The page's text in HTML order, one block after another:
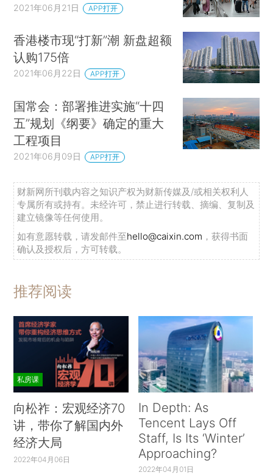
2021年06月21日 APP打开
香港楼市现“打新”潮 新盘超额
认购175倍
2021年06月22日 APP打开
国常会：部署推进实施“十四
五”规划《纲要》确定的重大
工程项目
2021年06月09日 APP打开
财新网所刊载内容之知识产权为财新传媒及/或相关权利人
专属所有或持有。未经许可，禁止进行转载、摘编、复制及
建立镜像等任何使用。
如有意愿转载，请发邮件至hello@caixin.com ，获得书面
确认及授权后，方可转载。
推荐阅读
私房课
向松祚：宏观经济70
讲，带你了解国内外
经济大局
2022年04月06日
In Depth: As
Tencent Lays Off
Staff, Is Its ‘Winter’
Approaching?
2022年04月01日